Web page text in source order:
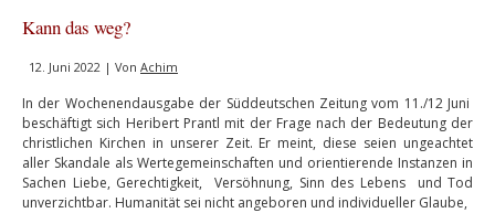
Kann das weg?
12. Juni 2022 | Von Achim
In der Wochenendausgabe der Süddeutschen Zeitung vom 11./12 Juni
beschäftigt sich Heribert Prantl mit der Frage nach der Bedeutung der
christlichen Kirchen in unserer Zeit. Er meint, diese seien ungeachtet
aller Skandale als Wertegemeinschaften und orientierende Instanzen in
Sachen Liebe, Gerechtigkeit, Versöhnung, Sinn des Lebens und Tod
unverzichtbar. Humanität sei nicht angeboren und individueller Glaube,